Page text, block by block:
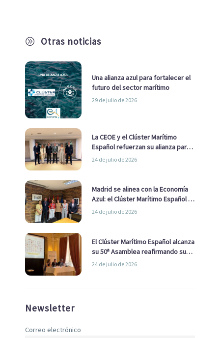
A Otras noticias
Una alianza azul para fortalecer el
futuro del sector marítimo
29 de julio de 2026
La CEOE y el Clúster Marítimo
Español refuerzan su alianza para
impulsar una estrategia Nacional
24 de julio de 2026
Madrid se alinea con la Economía
Azul: el Clúster Marítimo Español y
la Real Liga Naval avanzan alianzas
24 de julio de 2026
El Clúster Marítimo Español alcanza
su 50ª Asamblea reafirmando su
liderazgo en la Economía Azul
24 de julio de 2026
Newsletter
Correo electrónico